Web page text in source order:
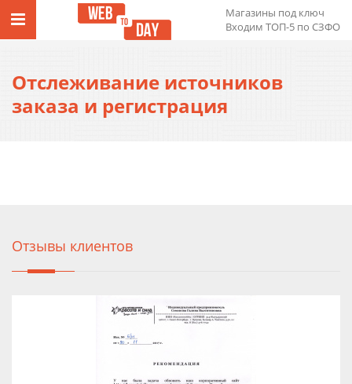
Магазины под ключ
Входим ТОП-5 по СЗФО
Отслеживание источников
заказа и регистрация
Отзывы клиентов